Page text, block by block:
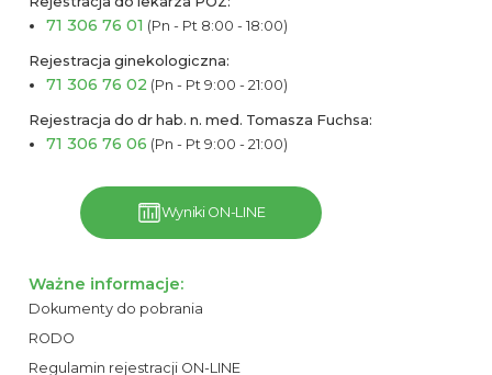
71 306 76 01 (Pn - Pt 8:00 - 18:00)
Rejestracja ginekologiczna:
71 306 76 02 (Pn - Pt 9:00 - 21:00)
Rejestracja do dr hab. n. med. Tomasza Fuchsa:
71 306 76 06 (Pn - Pt 9:00 - 21:00)
Wyniki ON-LINE
Ważne informacje:
Dokumenty do pobrania
RODO
Regulamin rejestracji ON-LINE